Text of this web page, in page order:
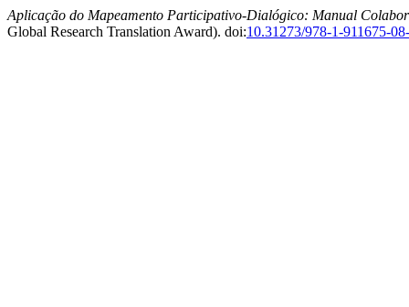
Aplicação do Mapeamento Participativo-Dialógico: Manual
Global Research Translation Award). doi:10.31273/978-1-911675-